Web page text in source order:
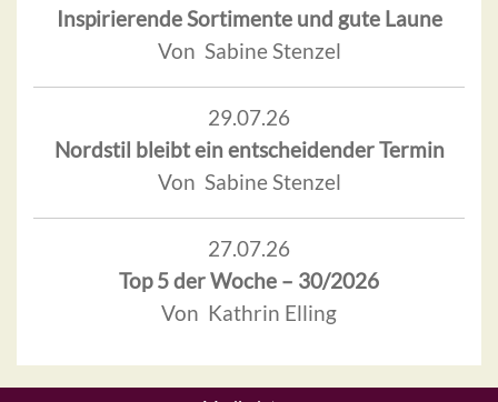
Inspirierende Sortimente und gute Laune
Von Sabine Stenzel
29.07.26
Nordstil bleibt ein entscheidender Termin
Von Sabine Stenzel
27.07.26
Top 5 der Woche – 30/2026
Von Kathrin Elling